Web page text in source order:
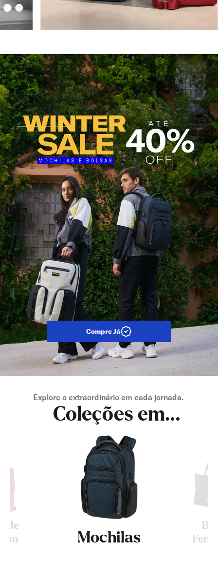
Compre Já
Explore o extraordinário em cada jornada. ​
Coleções em
Destaque
Femininas